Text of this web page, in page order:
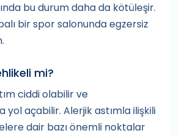
bu durum daha da kötüleşir.
bir spor salonunda egzersiz
mi?
ciddi olabilir ve
yol açabilir. Alerjik astımla ilişkili
dair bazı önemli noktalar